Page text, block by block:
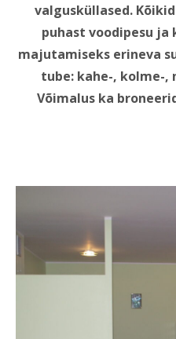
valgusküllased.
puhast voodipesu
majutamiseks erineva
tube: kahe-, kolme-,
Võimalus ka